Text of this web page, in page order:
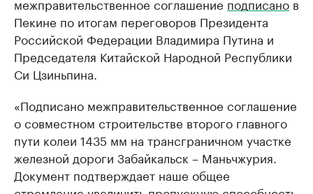
Пекине по итогам переговоров Президента
Российской Федерации Владимира Путина и
Председателя Китайской Народной Республики
Си Цзиньпина.
«Подписано межправительственное соглашение
о совместном строительстве второго главного
пути колеи 1435 мм на трансграничном участке
железной дороги Забайкальск – Маньчжурия.
Документ подтверждает наше общее